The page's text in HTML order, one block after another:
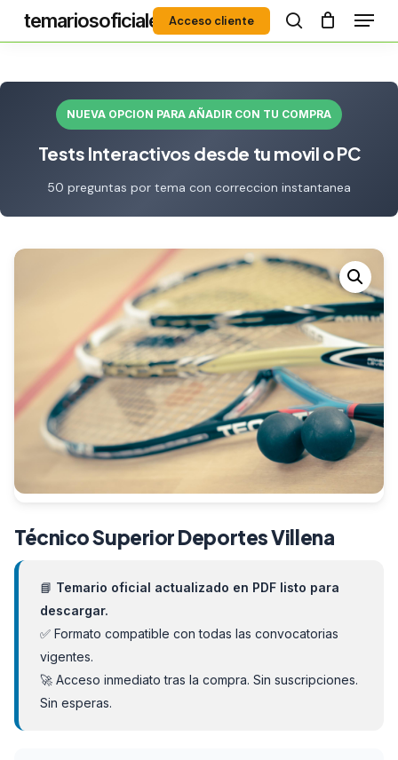
content
temariosoficiales
Acceso cliente
search
Menú
NUEVA OPCION PARA AÑADIR CON TU COMPRA
Tests Interactivos desde tu movil o PC
50 preguntas por tema con correccion instantanea
Técnico Superior Deportes Villena
📘 Temario oficial actualizado en PDF listo para
descargar.
✅ Formato compatible con todas las convocatorias
vigentes.
🚀 Acceso inmediato tras la compra. Sin suscripciones.
Sin esperas.